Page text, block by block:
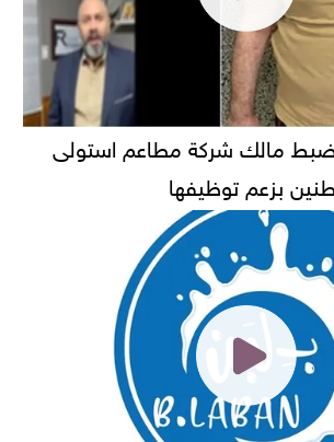
مالك شركة مطاعم استولى
بزعم توظيفها